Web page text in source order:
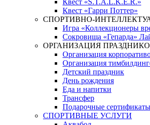
Квест «S.T.A.L.K.E.R.»
Квест «Гарри Поттер»
СПОРТИВНО-
Игра «Коллекционеры
Сокровища «Гепарда»
ОРГАНИЗАЦИЯ
Организация
Организация
Детский праздник
День рождения
Еда и напитки
Трансфер
Подарочные сертификаты
СПОРТИВНЫЕ УСЛУГИ